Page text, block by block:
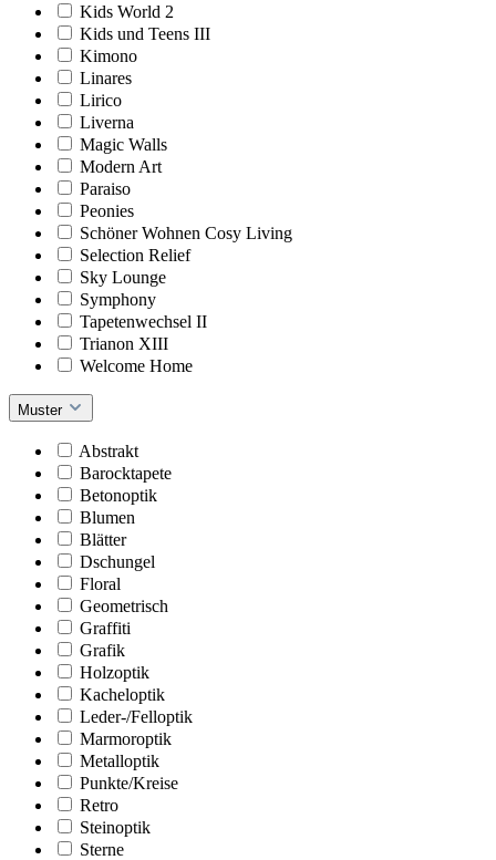
Kids World 2
Kids und Teens III
Kimono
Linares
Lirico
Liverna
Magic Walls
Modern Art
Paraiso
Peonies
Schöner Wohnen Cosy Living
Selection Relief
Sky Lounge
Symphony
Tapetenwechsel II
Trianon XIII
Welcome Home
Muster
Abstrakt
Barocktapete
Betonoptik
Blumen
Blätter
Dschungel
Floral
Geometrisch
Graffiti
Grafik
Holzoptik
Kacheloptik
Leder-/Felloptik
Marmoroptik
Metalloptik
Punkte/Kreise
Retro
Steinoptik
Sterne